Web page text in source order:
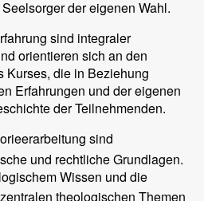
der eigenen Wahl.
sind integraler
orientieren sich an den
Kurses, die in Beziehung
Erfahrungen und der eigenen
der Teilnehmenden.
sind
und rechtliche Grundlagen.
Wissen und die
theologischen Themen